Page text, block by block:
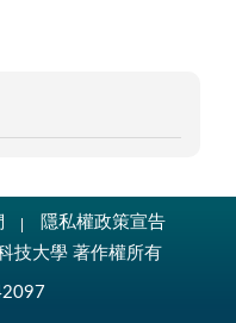
隱私權政策宣告
技大學 著作權所有